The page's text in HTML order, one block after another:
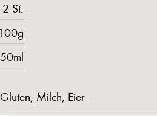
2 St.
100g
Milch, Eier